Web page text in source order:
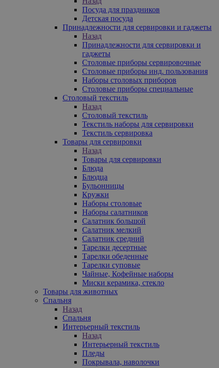
Посуда для праздников
Детская посуда
Принадлежности для сервировки и гаджеты
Назад
Принадлежности для сервировки и
гаджеты
Столовые приборы сервировочные
Столовые приборы инд. пользования
Наборы столовых приборов
Столовые приборы специальные
Столовый текстиль
Назад
Столовый текстиль
Текстиль наборы для сервировки
Текстиль сервировка
Товары для сервировки
Назад
Товары для сервировки
Блюда
Блюдца
Бульонницы
Кружки
Наборы столовые
Наборы салатников
Салатник большой
Салатник мелкий
Салатник средний
Тарелки десертные
Тарелки обеденные
Тарелки суповые
Чайные, Кофейные наборы
Миски керамика, стекло
Товары для животных
Спальня
Назад
Спальня
Интерьерный текстиль
Назад
Интерьерный текстиль
Пледы
Покрывала, наволочки